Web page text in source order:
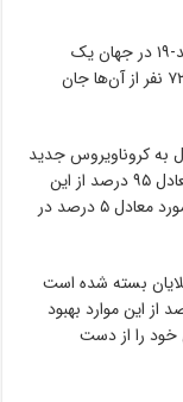
تا لحظه انتشار این خبر شمار کلی مبتلایان به کووید-۱۹ در جهان یک
میلیون و ۲۰۲ هزار و ۴۳۵ نفر بوده که ۶۴ هزار و ۷۲۹ نفر از آن‌ها جان
۶۸ مورد ابتلای فعال به کروناویروس جدید
وجود دارد که از این میان ۸۴۸ هزار و ۷۷۸ مورد معادل ۹۵ درصد از این
موارد وضعیت خفیف داشته و تنها ۴۲ هزار و ۲۹۰ مورد معادل ۵ درصد در
هزار و ۳۶۷ مورد از مبتلایان بسته شده است
۲۴۶ هزار و ۶۳۸ مورد معادل ۷۹ درصد از این موارد بهبود
۲۱ درصد نیز جان خود را از دست